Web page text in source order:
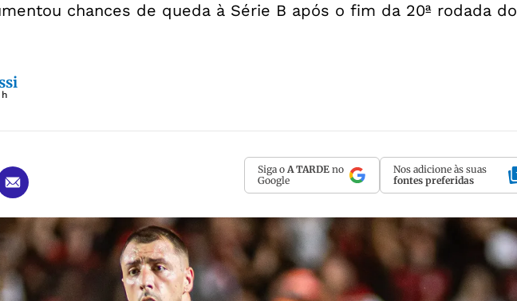
chances de queda à Série B após o fim da 20ª rodada do
Siga o A TARDE no
Google
Nos adicione às suas
fontes preferidas